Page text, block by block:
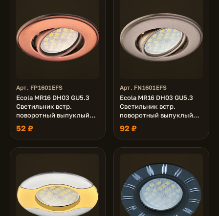
Арт. FP1601EFS
Ecola MR16 DH03 GU5.3
Светильник встр.
поворотный выпуклый
(скрытый крепеж лампы)
Медь 25x88 (kd74)
52 ₽
Арт. FN1601EFS
Ecola MR16 DH03 GU5.3
Светильник встр.
поворотный выпуклый
(скрытый крепеж лампы)
Сатин-Хром 25x88 (кd74)
92 ₽